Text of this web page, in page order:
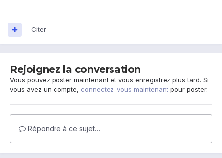
Citer
Rejoignez la conversation
Vous pouvez poster maintenant et vous enregistrez plus tard. Si
vous avez un compte, connectez-vous maintenant pour poster.
Répondre à ce sujet…